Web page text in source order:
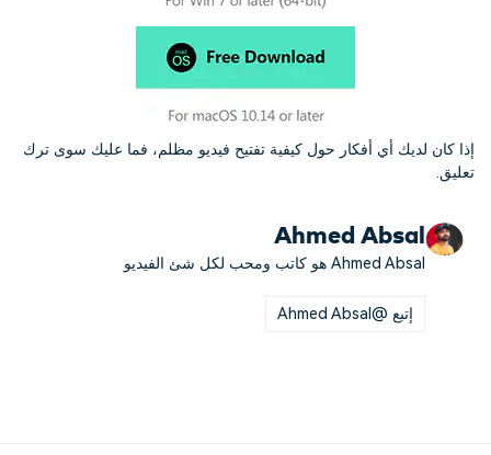
إذا كان لديك أي أفكار حول كيفية تفتيح فيديو مظلم، فما عليك سوى ترك
تعليق.
Ahmed Absal
Ahmed Absal هو كاتب ومحب لكل شئ الفيديو
إتبع @Ahmed Absal